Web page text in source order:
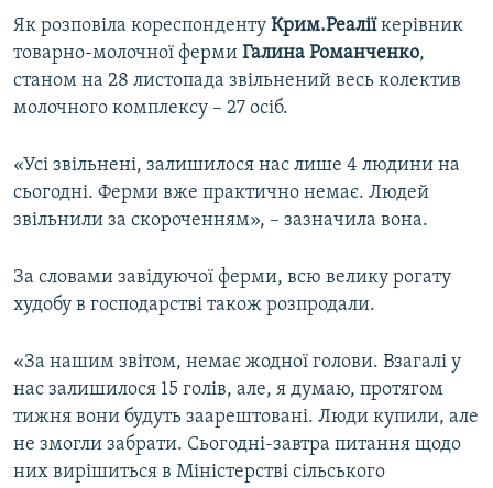
Як розповіла кореспонденту Крим.Реаліїкерівник
товарно-молочної ферми Галина Романченко,
станом на 28 листопада звільнений весь колектив
молочного комплексу – 27 осіб.
«Усі звільнені, залишилося нас лише 4 людини на
сьогодні. Ферми вже практично немає. Людей
звільнили за скороченням», – зазначила вона.
За словами завідуючої ферми, всю велику рогату
худобу в господарстві також розпродали.
«За нашим звітом, немає жодної голови. Взагалі у
нас залишилося 15 голів, але, я думаю, протягом
тижня вони будуть заарештовані. Люди купили, але
не змогли забрати. Сьогодні-завтра питання щодо
них вирішиться в Міністерстві сільського